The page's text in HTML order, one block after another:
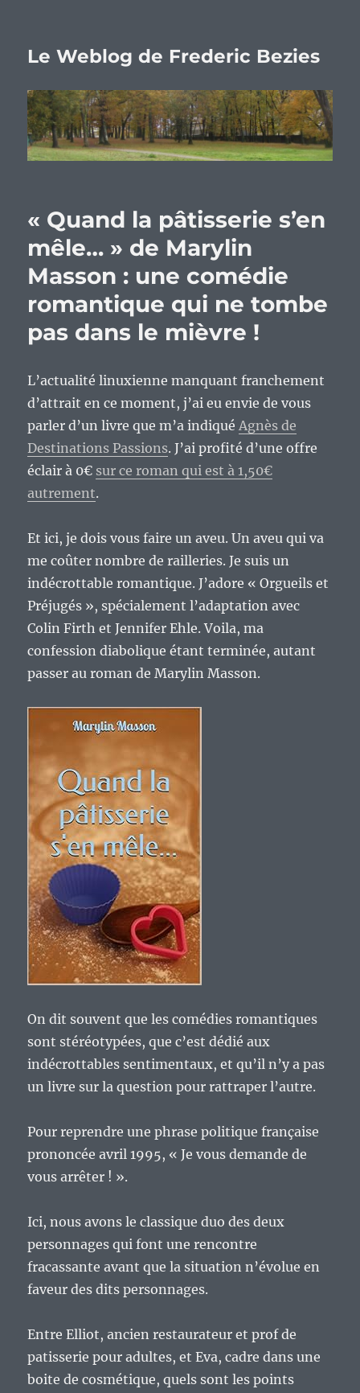
Le Weblog de Frederic Bezies
« Quand la pâtisserie s’en
mêle… » de Marylin
Masson : une comédie
romantique qui ne tombe
pas dans le mièvre !
L’actualité linuxienne manquant franchement
d’attrait en ce moment, j’ai eu envie de vous
parler d’un livre que m’a indiquéAgnès de
Destinations Passions. J’ai profité d’une offre
éclair à 0€ sur ce roman qui est à 1,50€
autrement.
Et ici, je dois vous faire un aveu. Un aveu qui va
me coûter nombre de railleries. Je suis un
indécrottable romantique. J’adore « Orgueils et
Préjugés », spécialement l’adaptation avec
Colin Firth et Jennifer Ehle. Voila, ma
confession diabolique étant terminée, autant
passer au roman de Marylin Masson.
On dit souvent que les comédies romantiques
sont stéréotypées, que c’est dédié aux
indécrottables sentimentaux, et qu’il n’y a pas
un livre sur la question pour rattraper l’autre.
Pour reprendre une phrase politique française
prononcée avril 1995, « Je vous demande de
vous arrêter ! ».
Ici, nous avons le classique duo des deux
personnages qui font une rencontre
fracassante avant que la situation n’évolue en
faveur des dits personnages.
Entre Elliot, ancien restaurateur et prof de
patisserie pour adultes, et Eva, cadre dans une
boite de cosmétique, quels sont les points